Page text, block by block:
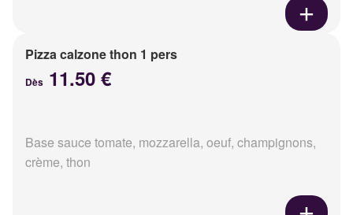
Pizza calzone thon 1 pers
Dès 11.50 €
Base sauce tomate, mozzarella, oeuf, champignons,
crème, thon